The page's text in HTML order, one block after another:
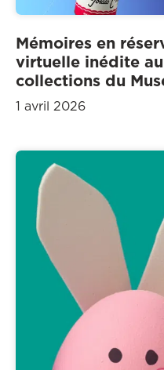
Mémoires en
virtuelle inédite
collections du
1 avril 2026